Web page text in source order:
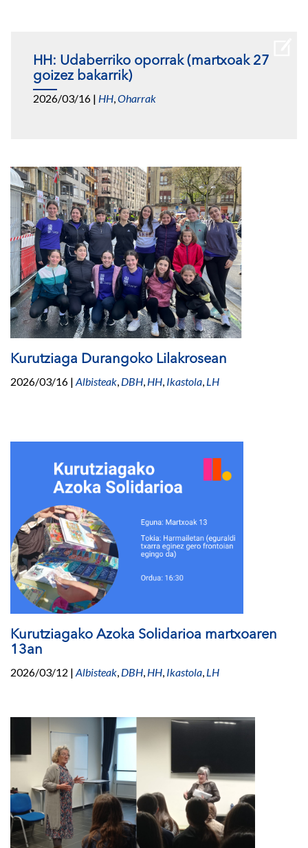
HH: Udaberriko oporrak (martxoak 27
goizez bakarrik)
2026/03/16 | HH Oharrak
Kurutziaga Durangoko Lilakrosean
2026/03/16 | Albisteak, DBH, HH, Ikastola, LH
Kurutziagako Azoka Solidarioa martxoaren
13an
2026/03/12 | Albisteak, DBH, HH, Ikastola, LH